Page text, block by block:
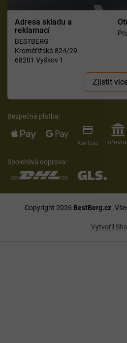
Adresa skladu a
reklamací
BESTBERG
Kroměřížská 824/29
68201 Vyškov 1
Zjistit
Bezpečná platba:
Spolehlivá doprava:
Vytvořil
Copyright 2026 BestBerg.cz.